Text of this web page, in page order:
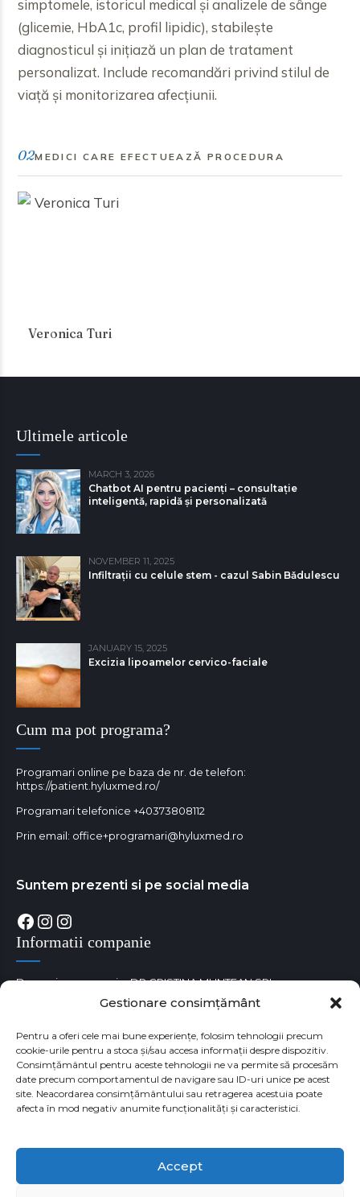
Gestionare consimțământ
Pentru a oferi cele mai bune experiențe, folosim tehnologii precum
cookie-urile pentru a stoca și/sau accesa informații despre dispozitiv.
Consimțământul pentru aceste tehnologii ne va permite să procesăm
date precum comportamentul de navigare sau ID-uri unice pe acest
site. Neacordarea consimțământului sau retragerea acestuia poate
afecta în mod negativ anumite funcționalități și caracteristici.
Accept
simptomele, istoricul medical și analizele de sânge
(glicemie, HbA1c, profil lipidic), stabilește
diagnosticul și inițiază un plan de tratament
personalizat. Include recomandări privind stilul de
viață și monitorizarea afecțiunii.
02MEDICI CARE EFECTUEAZĂ PROCEDURA
Veronica Turi
Ultimele articole
MARCH 3, 2026
Chatbot AI pentru pacienți – consultație
inteligentă, rapidă și personalizată
NOVEMBER 11, 2025
Infiltrații cu celule stem - cazul Sabin Bǎdulescu
JANUARY 15, 2025
Excizia lipoamelor cervico-faciale
Cum ma pot programa?
Programari online pe baza de nr. de telefon:
https://patient.hyluxmed.ro/
Programari telefonice +40373808112
Prin email: office+programari@hyluxmed.ro
Suntem prezenti si pe social media
Facebook
Instagram
Instagram
Informatii companie
Denumire companie: DR CRISTINA MUNTEAN SRL
Cod unic de identificare fiscala: RO38180529
Numar Registrul Comertului: J35/3650/05.09.2017